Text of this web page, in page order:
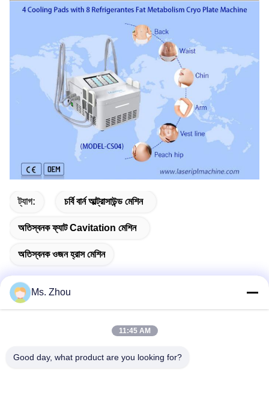
ট্যাগ: চর্বি বার্ন আল্ট্রাসাউন্ড মেশিন
অতিস্বনক ফ্যাট Cavitation মেশিন
অতিস্বনক ওজন হ্রাস মেশিন
ঠিকানা
Ms. Zhou
11:45 AM
Good day, what product are you looking for?